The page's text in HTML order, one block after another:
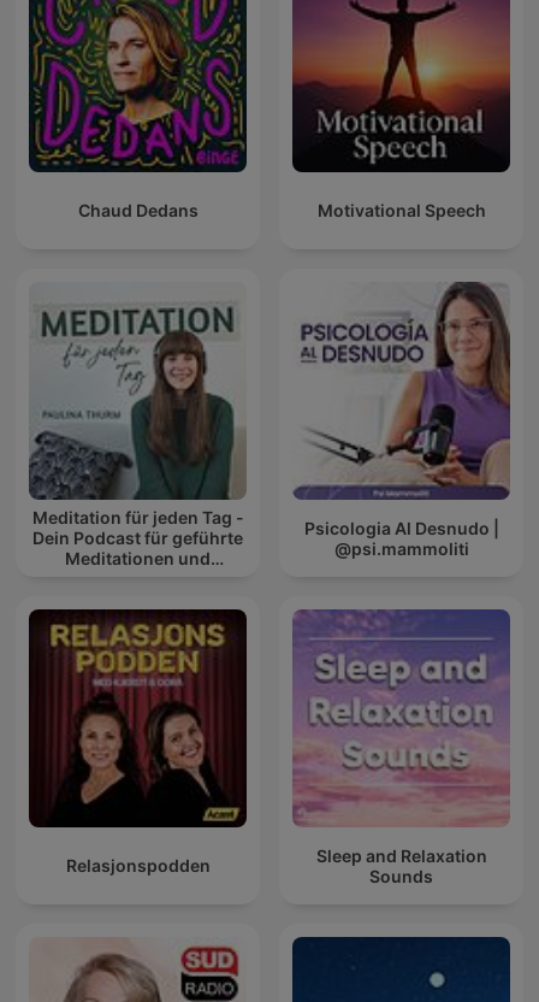
Chaud Dedans Motivational Speech
Meditation für jeden Tag -
Dein Podcast für geführte
Meditationen und
Psicologia Al Desnudo |
@psi.mammoliti
Relasjonspodden
Sleep and Relaxation
Sounds